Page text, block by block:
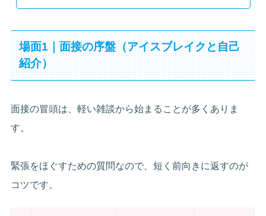
場面1｜面接の序盤（アイスブレイクと自己
紹介）
面接の冒頭は、軽い雑談から始まることが多くありま
す。
緊張をほぐすための質問なので、短く前向きに返すのが
コツです。